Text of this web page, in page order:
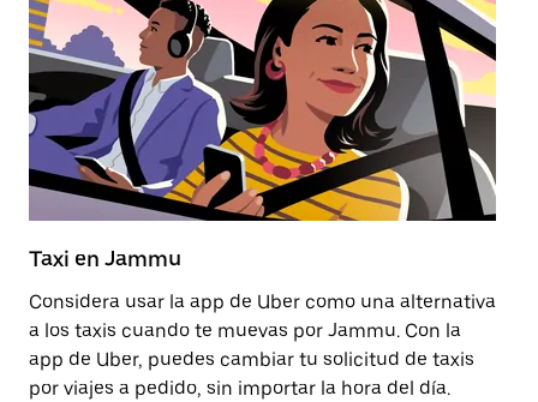
Taxi en Jammu
Considera usar la app de Uber como una alternativa
a los taxis cuando te muevas por Jammu. Con la
app de Uber, puedes cambiar tu solicitud de taxis
por viajes a pedido, sin importar la hora del día.